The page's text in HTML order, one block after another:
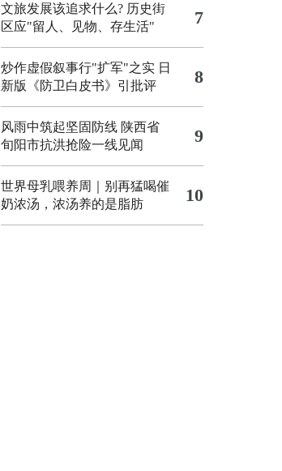
文旅发展该追求什么? 历史街
区应"留人、见物、存生活"
7
炒作虚假叙事行"扩军"之实 日
新版《防卫白皮书》引批评
8
风雨中筑起坚固防线 陕西省
旬阳市抗洪抢险一线见闻
9
世界母乳喂养周｜别再猛喝催
奶浓汤，浓汤养的是脂肪
10